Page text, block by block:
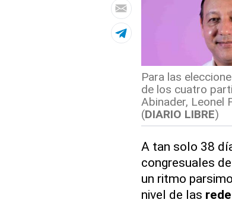
Para las
de los cuatro
Abinader, Leonel
(DIARIO LIBRE)
A tan solo 38
congresuales
un ritmo
nivel de las